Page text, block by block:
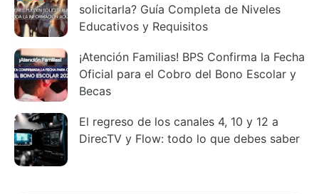
solicitarla? Guía Completa de Niveles
Educativos y Requisitos
¡Atención Familias! BPS Confirma la Fecha
Oficial para el Cobro del Bono Escolar y
Becas
El regreso de los canales 4, 10 y 12 a
DirecTV y Flow: todo lo que debes saber